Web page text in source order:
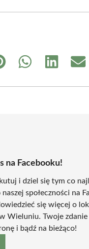
Share
Share
na Facebooku!
i dziel się tym co
naszej społeczności na
się więcej o
Wieluniu. Twoje zdanie
i bądź na bieżąco!